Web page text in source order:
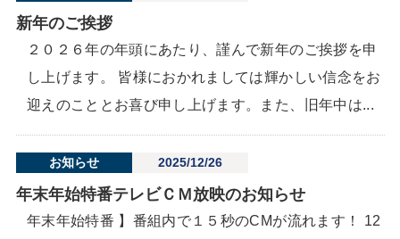
新年のご挨拶
２０２６年の年頭にあたり、謹んで新年のご挨拶を申
し上げます。 皆様におかれましては輝かしい信念をお
迎えのこととお喜び申し上げます。また、旧年中は...
お知らせ 2025/12/26
年末年始特番テレビＣＭ放映のお知らせ
年末年始特番 】番組内で１５秒のCMが流れます！ 12